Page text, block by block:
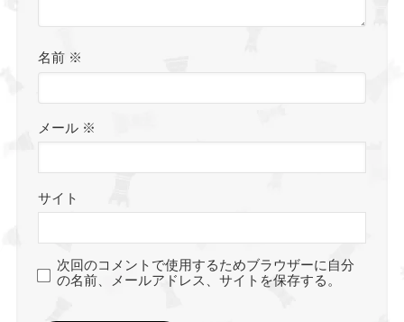
名前 ※
メール ※
サイト
次回のコメントで使用するためブラウザーに自分
の名前、メールアドレス、サイトを保存する。